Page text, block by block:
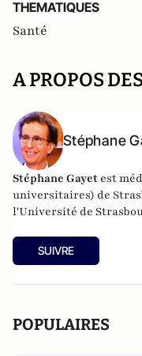
THEMATIQUES
Santé
A PROPOS
Stéphane
Stéphane Gayet est
universitaires) de
l'Université de
SUIVRE
POPULAIRES